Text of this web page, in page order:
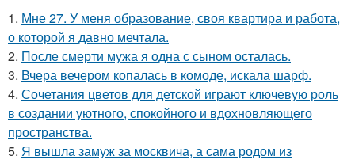
1. Мне 27. У меня образование, своя квартира и работа,
о которой я давно мечтала.
2. После смерти мужа я одна с сыном осталась.
3. Вчера вечером копалась в комоде, искала шарф.
4. Сочетания цветов для детской играют ключевую роль
в создании уютного, спокойного и вдохновляющего
пространства.
5. Я вышла замуж за москвича, а сама родом из